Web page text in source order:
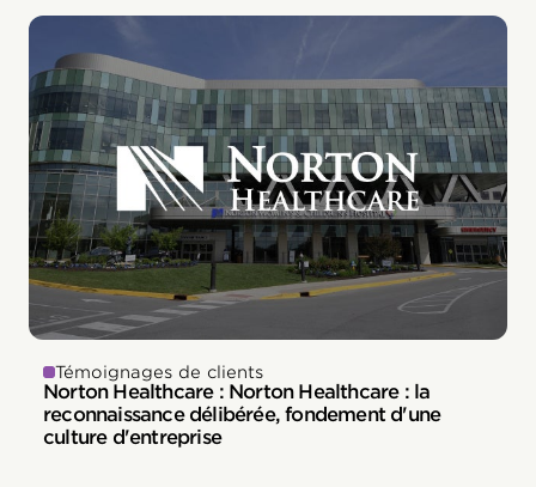
Témoignages de clients
Norton Healthcare : Norton Healthcare : la
reconnaissance délibérée, fondement d'une
culture d'entreprise